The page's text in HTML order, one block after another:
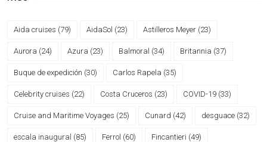
Aida cruises (79) AidaSol (23) Astilleros Meyer (23)
Aurora (24) Azura (23) Balmoral (34) Britannia (37)
Buque de expedición (30) Carlos Rapela (35)
Celebrity cruises (22) Costa Cruceros (23) COVID-19 (33)
Cruise and Maritime Voyages (25) Cunard (42) desguace (32)
escala inaugural (85) Ferrol (60) Fincantieri (49)